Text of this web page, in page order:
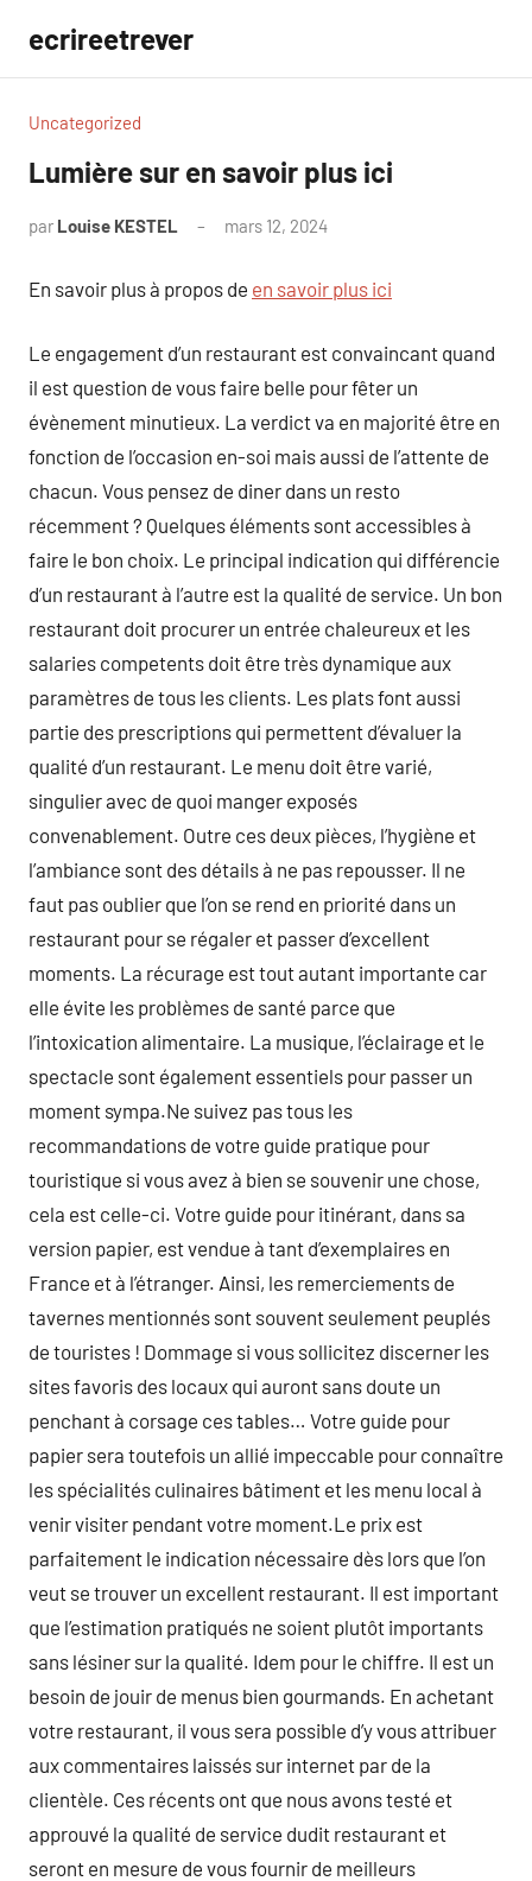
contenu
ecrireetrever
Uncategorized
Lumière sur en savoir plus ici
par Louise KESTEL mars 12, 2024
En savoir plus à propos de en savoir plus ici
Le engagement d’un restaurant est convaincant quand
il est question de vous faire belle pour fêter un
évènement minutieux. La verdict va en majorité être en
fonction de l’occasion en-soi mais aussi de l’attente de
chacun. Vous pensez de diner dans un resto
récemment ? Quelques éléments sont accessibles à
faire le bon choix. Le principal indication qui différencie
d’un restaurant à l’autre est la qualité de service. Un bon
restaurant doit procurer un entrée chaleureux et les
salaries competents doit être très dynamique aux
paramètres de tous les clients. Les plats font aussi
partie des prescriptions qui permettent d’évaluer la
qualité d’un restaurant. Le menu doit être varié,
singulier avec de quoi manger exposés
convenablement. Outre ces deux pièces, l’hygiène et
l’ambiance sont des détails à ne pas repousser. Il ne
faut pas oublier que l’on se rend en priorité dans un
restaurant pour se régaler et passer d’excellent
moments. La récurage est tout autant importante car
elle évite les problèmes de santé parce que
l’intoxication alimentaire. La musique, l’éclairage et le
spectacle sont également essentiels pour passer un
moment sympa.Ne suivez pas tous les
recommandations de votre guide pratique pour
touristique si vous avez à bien se souvenir une chose,
cela est celle-ci. Votre guide pour itinérant, dans sa
version papier, est vendue à tant d’exemplaires en
France et à l’étranger. Ainsi, les remerciements de
tavernes mentionnés sont souvent seulement peuplés
de touristes ! Dommage si vous sollicitez discerner les
sites favoris des locaux qui auront sans doute un
penchant à corsage ces tables… Votre guide pour
papier sera toutefois un allié impeccable pour connaître
les spécialités culinaires bâtiment et les menu local à
venir visiter pendant votre moment.Le prix est
parfaitement le indication nécessaire dès lors que l’on
veut se trouver un excellent restaurant. Il est important
que l’estimation pratiqués ne soient plutôt importants
sans lésiner sur la qualité. Idem pour le chiffre. Il est un
besoin de jouir de menus bien gourmands. En achetant
votre restaurant, il vous sera possible d’y vous attribuer
aux commentaires laissés sur internet par de la
clientèle. Ces récents ont que nous avons testé et
approuvé la qualité de service dudit restaurant et
seront en mesure de vous fournir de meilleurs